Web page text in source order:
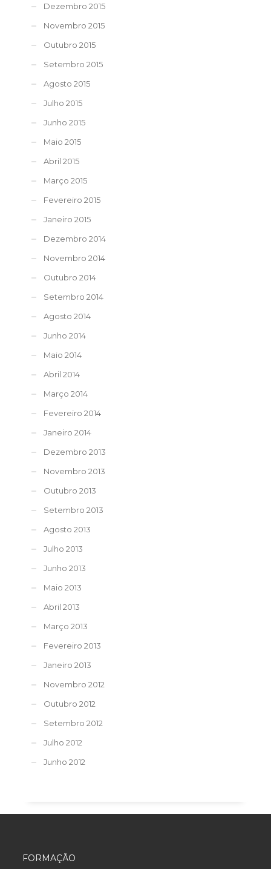
Dezembro 2015
Novembro 2015
Outubro 2015
Setembro 2015
Agosto 2015
Julho 2015
Junho 2015
Maio 2015
Abril 2015
Março 2015
Fevereiro 2015
Janeiro 2015
Dezembro 2014
Novembro 2014
Outubro 2014
Setembro 2014
Agosto 2014
Junho 2014
Maio 2014
Abril 2014
Março 2014
Fevereiro 2014
Janeiro 2014
Dezembro 2013
Novembro 2013
Outubro 2013
Setembro 2013
Agosto 2013
Julho 2013
Junho 2013
Maio 2013
Abril 2013
Março 2013
Fevereiro 2013
Janeiro 2013
Novembro 2012
Outubro 2012
Setembro 2012
Julho 2012
Junho 2012
FORMAÇÃO